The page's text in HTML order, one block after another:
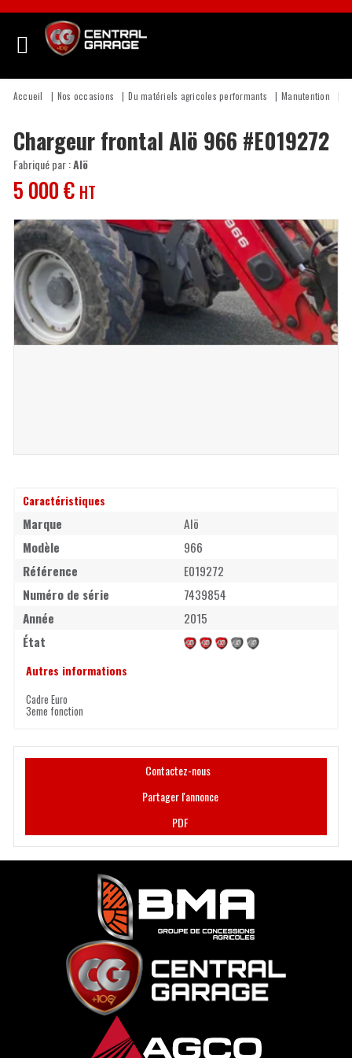
Accueil Nos occasions Du matériels agricoles performants Manutention
Chargeur frontalAlö 966 #E019272
5 000€ HT
Fabriqué par :Alö
Caractéristiques
Marque
Alö
Modèle
966
Référence
E019272
Numéro de série
7439854
Année
2015
État
Autres informations
Cadre Euro
3eme fonction
Contactez-nous
Partager l'annonce
PDF